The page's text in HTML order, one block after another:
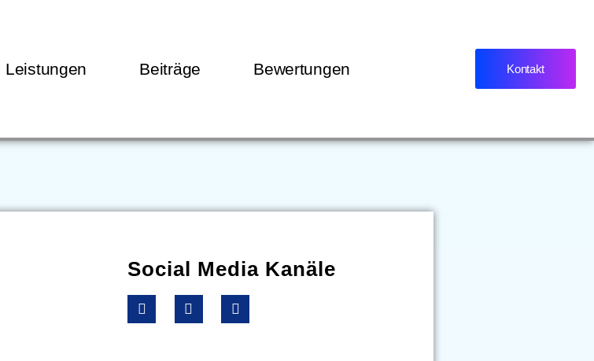
Leistungen Beiträge Bewertungen Kontakt
Social Media Kanäle